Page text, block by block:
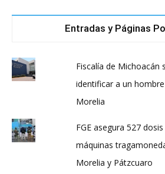
Entradas y Páginas
Fiscalía de Michoacán
identificar a un
Morelia
FGE asegura 527
máquinas
Morelia y Pátzcuaro